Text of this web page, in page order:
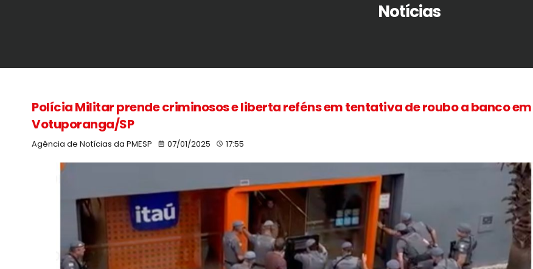
Notícias
Polícia Militar prende criminosos e liberta reféns em tentativa de roubo a banco em
Votuporanga/SP
Agência de Notícias da PMESP 07/01/2025 17:55